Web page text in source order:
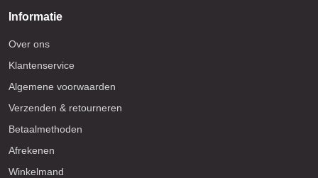
Informatie
Over ons
Klantenservice
Algemene voorwaarden
Verzenden & retourneren
Betaalmethoden
Afrekenen
Winkelmand